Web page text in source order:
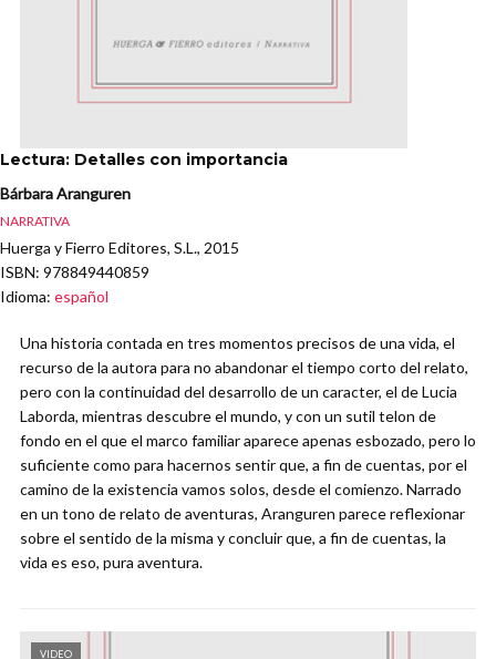
Lectura: Detalles con importancia
Bárbara Aranguren
NARRATIVA
Huerga y Fierro Editores, S.L., 2015
ISBN: 978849440859
Idioma: español
Una historia contada en tres momentos precisos de una vida, el
recurso de la autora para no abandonar el tiempo corto del relato,
pero con la continuidad del desarrollo de un caracter, el de Lucia
Laborda, mientras descubre el mundo, y con un sutil telon de
fondo en el que el marco familiar aparece apenas esbozado, pero lo
suficiente como para hacernos sentir que, a fin de cuentas, por el
camino de la existencia vamos solos, desde el comienzo. Narrado
en un tono de relato de aventuras, Aranguren parece reflexionar
sobre el sentido de la misma y concluir que, a fin de cuentas, la
vida es eso, pura aventura.
VIDEO